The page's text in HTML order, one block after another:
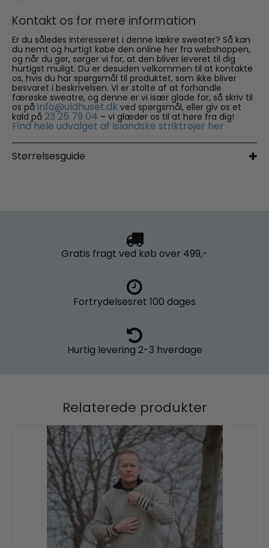
Kontakt os for mere information
Er du således interesseret i denne lækre sweater? Så kan
du nemt og hurtigt købe den online her fra webshoppen,
og når du gør, sørger vi for, at den bliver leveret til dig
hurtigst muligt. Du er desuden velkommen til at kontakte
os, hvis du har spørgsmål til produktet, som ikke bliver
besvaret i beskrivelsen. Vi er stolte af at forhandle
færøske sweatre, og denne er vi især glade for, så skriv til
os på info@uldhuset.dk ved spørgsmål, eller giv os et
kald på 23 25 79 04 – vi glæder os til at høre fra dig!
Find hele udvalget af Islandske striktrøjer her
Størrelsesguide
Gratis fragt ved køb over 499,-
Fortrydelsesret 100 dages
Hurtig levering 2-3 hverdage
Relaterede produkter